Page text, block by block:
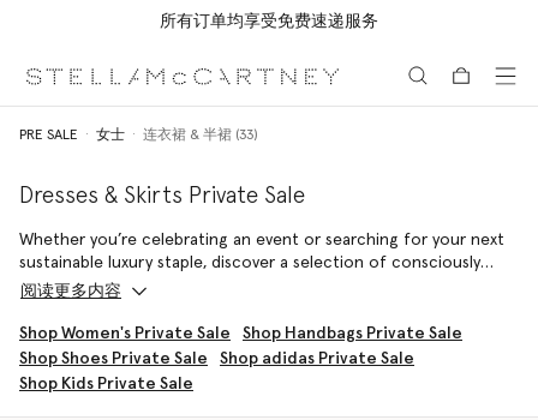
所有订单均享受免费速递服务
PRE SALE 女士 连衣裙 & 半裙 (33)
Dresses & Skirts Private Sale
Whether you’re celebrating an event or searching for your next
sustainable luxury staple, discover a selection of consciously
crafted dresses for every occasion in the Stella McCartney sale –
dresses to fluid midi dresses to cheeky mini dresses that strike a
balance between elegance and fun.
阅读更多内容
Shop Women's Private Sale
Shop Handbags Private Sale
Shop Shoes Private Sale
Shop adidas Private Sale
Shop Kids Private Sale